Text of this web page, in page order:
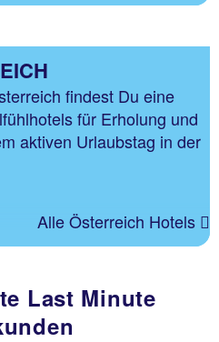
findest Du eine
für Erholung und
aktiven Urlaubstag in der
Alle Österreich Hotels
Last Minute